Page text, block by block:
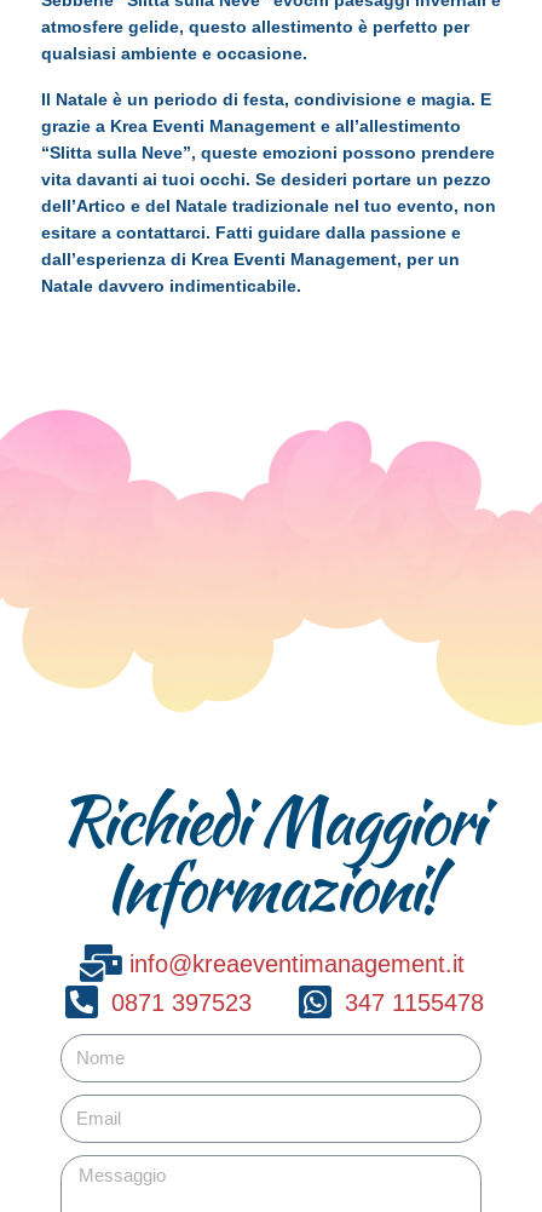
atmosfere gelide, questo allestimento è perfetto per
qualsiasi ambiente e occasione.
Il Natale è un periodo di festa, condivisione e magia. E
grazie a Krea Eventi Management e all’allestimento
“Slitta sulla Neve”, queste emozioni possono prendere
vita davanti ai tuoi occhi. Se desideri portare un pezzo
dell’Artico e del Natale tradizionale nel tuo evento, non
esitare a contattarci. Fatti guidare dalla passione e
dall’esperienza di Krea Eventi Management, per un
Natale davvero indimenticabile.
Richiedi Maggiori
Informazioni!
info@kreaeventimanagement.it
0871 397523
347 1155478